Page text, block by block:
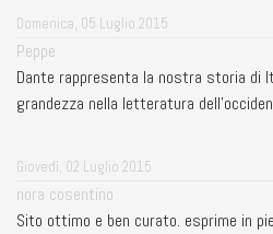
Domenica, 05 Luglio 2015
Peppe
Dante rappresenta la nostra storia di
grandezza nella letteratura
Giovedì, 02 Luglio 2015
nora cosentino
Sito ottimo e ben curato. esprime in